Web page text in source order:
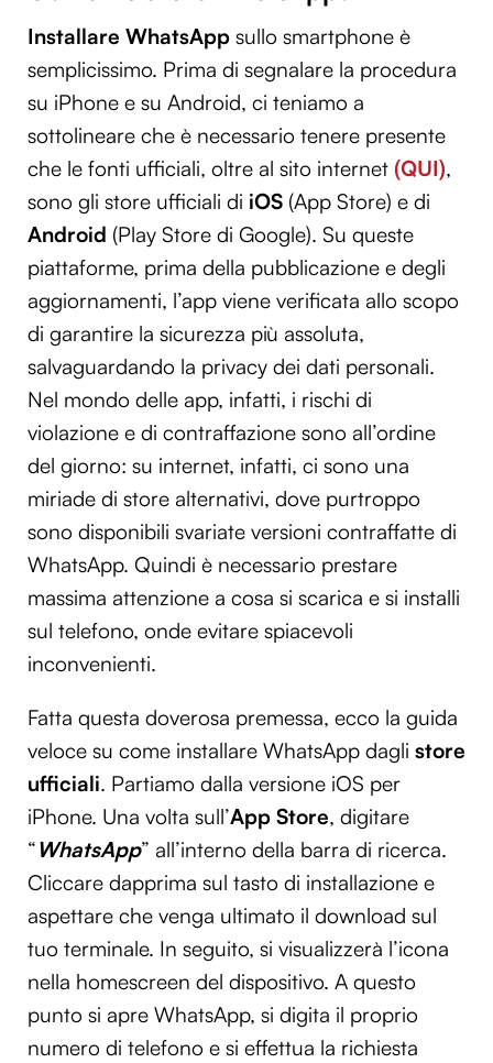
Installare WhatsApp sullo smartphone è
semplicissimo. Prima di segnalare la procedura
su iPhone e su Android, ci teniamo a
sottolineare che è necessario tenere presente
che le fonti ufficiali, oltre al sito internet (QUI),
sono gli store ufficiali di iOS (App Store) e di
Android (Play Store di Google). Su queste
piattaforme, prima della pubblicazione e degli
aggiornamenti, l’app viene verificata allo scopo
di garantire la sicurezza più assoluta,
salvaguardando la privacy dei dati personali.
Nel mondo delle app, infatti, i rischi di
violazione e di contraffazione sono all’ordine
del giorno: su internet, infatti, ci sono una
miriade di store alternativi, dove purtroppo
sono disponibili svariate versioni contraffatte di
WhatsApp. Quindi è necessario prestare
massima attenzione a cosa si scarica e si installi
sul telefono, onde evitare spiacevoli
inconvenienti.
Fatta questa doverosa premessa, ecco la guida
veloce su come installare WhatsApp dagli store
ufficiali. Partiamo dalla versione iOS per
iPhone. Una volta sull’App Store, digitare
“WhatsApp” all’interno della barra di ricerca.
Cliccare dapprima sul tasto di installazione e
aspettare che venga ultimato il download sul
tuo terminale. In seguito, si visualizzerà l’icona
nella homescreen del dispositivo. A questo
punto si apre WhatsApp, si digita il proprio
numero di telefono e si effettua la richiesta